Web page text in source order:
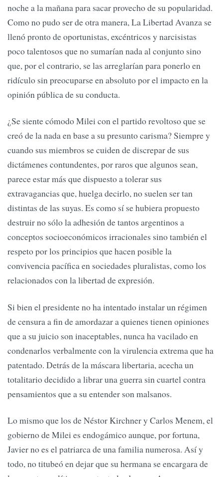
noche a la mañana para sacar provecho de su popularidad.
Como no pudo ser de otra manera, La Libertad Avanza se
llenó pronto de oportunistas, excéntricos y narcisistas
poco talentosos que no sumarían nada al conjunto sino
que, por el contrario, se las arreglarían para ponerlo en
ridículo sin preocuparse en absoluto por el impacto en la
opinión pública de su conducta.
¿Se siente cómodo Milei con el partido revoltoso que se
creó de la nada en base a su presunto carisma? Siempre y
cuando sus miembros se cuiden de discrepar de sus
dictámenes contundentes, por raros que algunos sean,
parece estar más que dispuesto a tolerar sus
extravagancias que, huelga decirlo, no suelen ser tan
distintas de las suyas. Es como sí se hubiera propuesto
destruir no sólo la adhesión de tantos argentinos a
conceptos socioeconómicos irracionales sino también el
respeto por los principios que hacen posible la
convivencia pacífica en sociedades pluralistas, como los
relacionados con la libertad de expresión.
Si bien el presidente no ha intentado instalar un régimen
de censura a fin de amordazar a quienes tienen opiniones
que a su juicio son inaceptables, nunca ha vacilado en
condenarlos verbalmente con la virulencia extrema que ha
patentado. Detrás de la máscara libertaria, acecha un
totalitario decidido a librar una guerra sin cuartel contra
pensamientos que a su entender son malsanos.
Lo mismo que los de Néstor Kirchner y Carlos Menem, el
gobierno de Milei es endogámico aunque, por fortuna,
Javier no es el patriarca de una familia numerosa. Así y
todo, no titubeó en dejar que su hermana se encargara de